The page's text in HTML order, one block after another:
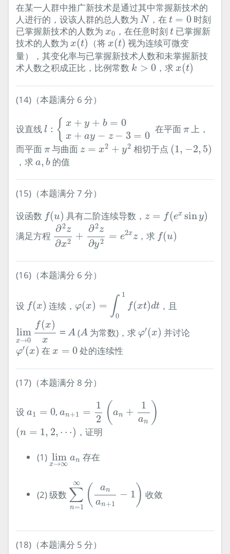
在某一人群中推广新技术是通过其中常握新技术的
人进行的，设该人群的总人数为 N
N，在 t = 0
t=0
时刻
已掌握新技术的人数为 x0
x0 ，在任意时刻 t
t 已掌握新
技术的人数为 x(t)
x(t) （将 x(t)
x(t) 视为连续可微变
量），其变化率与已掌握新技术人数和未掌握新技
术人数之积成正比，比例常数 k > 0
k>0 ，求x(t)
x(t)
(14)（本题满分 6 分）
设直线 l : { x + y + b = 0
x + ay − z − 3 = 0
+ b x a z−
在平面π
π上，
而平面 π
π与曲面 z = x2 + y2
z=x +y2 相切于点 (1, −2, 5)
(1 ,5 )
，求 a, b
a b 的值
(15)（本题满分 7 分）
设函数 f(u)
f(u) 具有二阶连续导数， z = f(ex siny)
z= exsiny)
满足方程
∂2z
∂x2 +
∂2z
∂y2 = e2xz
∂2z∂ x2+∂2z∂y2 =e 2 xz
，求 f(u)
f(u)
(16)（本题满分 6 分）
设 f(x)
f(x) 连续， φ(x) = ∫
1
0
f(xt)dt
f(x
，且
lim
x→0
f (x)
x
＝ A
→0f
(A
A为常数)，求 φ′(x)
φ′(x) 并讨论
φ′(x)
φ′(x) 在 x = 0
x=0 处的连续性
(17)（本题满分 8 分）
设 a1 = 0
a1 =0 ,an+1 =
1
2 ( an +
1
an )
2 n
(n = 1, 2, ⋯)
(n 2 ⋯ ，证明
(1) lim
x→∞
an
limx → ∞an
存在
(2) 级数
∞
∑
n=1 ( an
an+1
− 1 )
∑n 1 1
收敛
(18)（本题满分 5 分）